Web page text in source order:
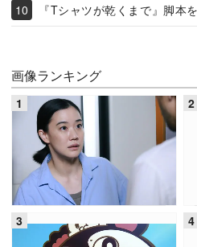
『Tシャツが乾くまで』脚本
画像ランキング